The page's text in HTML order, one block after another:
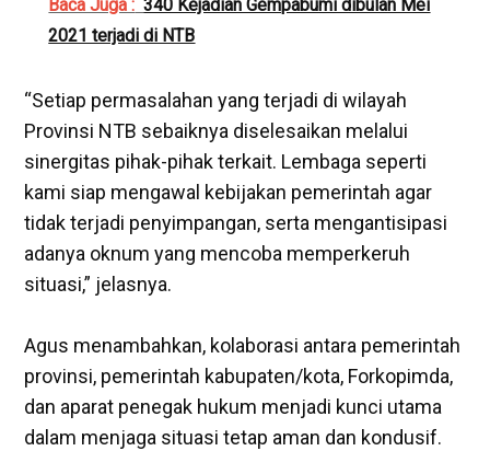
Baca Juga : 340 Kejadian Gempabumi dibulan Mei
2021 terjadi di NTB
‎“Setiap permasalahan yang terjadi di wilayah
Provinsi NTB sebaiknya diselesaikan melalui
sinergitas pihak-pihak terkait. Lembaga seperti
kami siap mengawal kebijakan pemerintah agar
tidak terjadi penyimpangan, serta mengantisipasi
adanya oknum yang mencoba memperkeruh
situasi,” jelasnya.
‎Agus menambahkan, kolaborasi antara pemerintah
provinsi, pemerintah kabupaten/kota, Forkopimda,
dan aparat penegak hukum menjadi kunci utama
dalam menjaga situasi tetap aman dan kondusif.